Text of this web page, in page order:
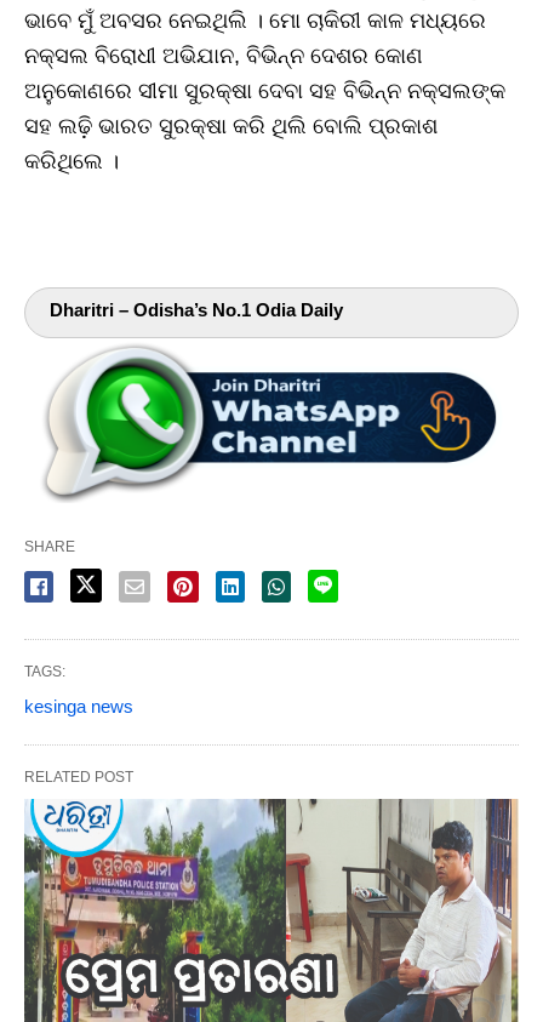
ଭାବେ ମୁଁ ଅବସର ନେଇଥିଲି । ମୋ ଚାକିରୀ କାଳ ମଧ୍ୟରେ
ନକ୍ସଲ ବିରୋଧୀ ଅଭିଯାନ, ବିଭିନ୍ନ ଦେଶର କୋଣ
ଅନୁକୋଣରେ ସୀମା ସୁରକ୍ଷା ଦେବା ସହ ବିଭିନ୍ନ ନକ୍ସଲଙ୍କ
ସହ ଲଢ଼ି ଭାରତ ସୁରକ୍ଷା କରି ଥିଲି ବୋଲି ପ୍ରକାଶ
କରିଥିଲେ ।
Dharitri – Odisha’s No.1 Odia Daily
SHARE
TAGS:
kesinga news
RELATED POST